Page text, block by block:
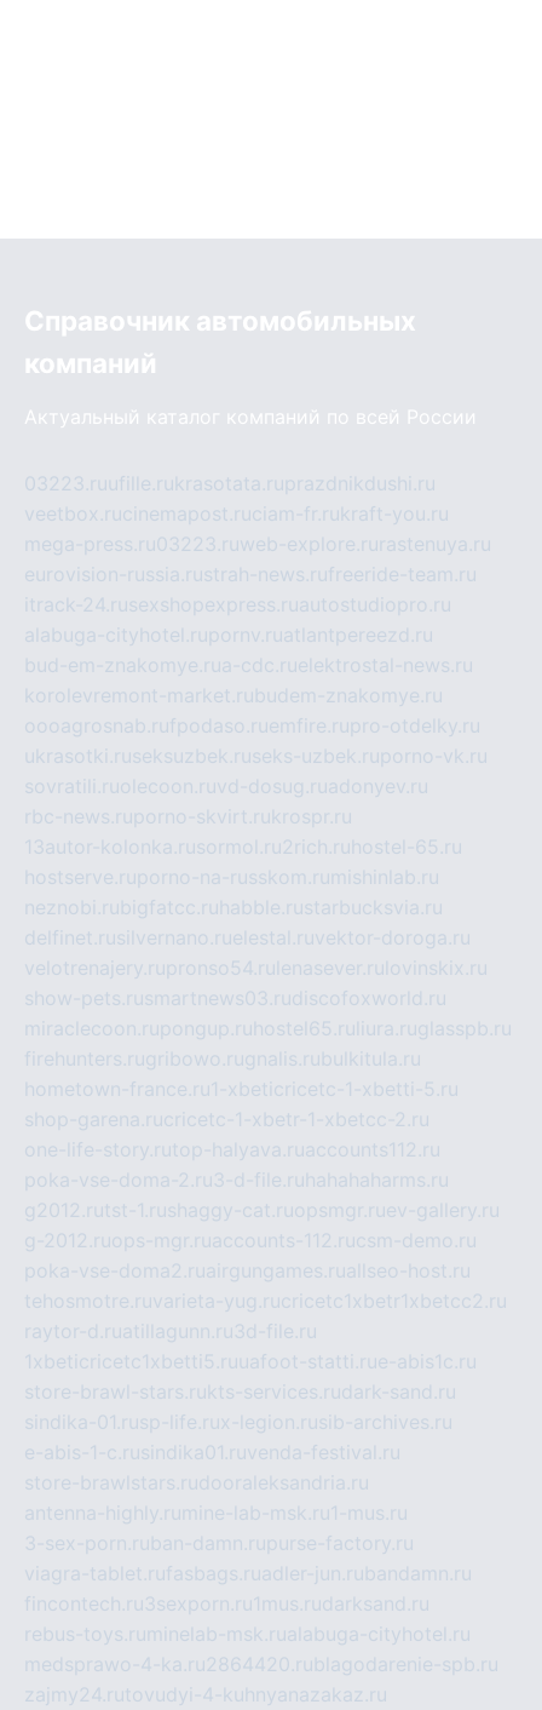
Справочник автомобильных
компаний
Актуальный каталог компаний по всей России
03223.ruufille.rukrasotata.ruprazdnikdushi.ru
veetbox.rucinemapost.ruciam-fr.rukraft-you.ru
mega-press.ru03223.ruweb-explore.ru rastenuya.ru
eurovision-russia.rustrah-news.rufreeride-team.ru
itrack-24.rusexshopexpress.ruautostudiopro.ru
alabuga-cityhotel.rupornv.ruatlantpereezd.ru
bud-em-znakomye.rua-cdc.ruelektrostal-news.ru
korolevremont-market.rubudem-znakomye.ru
oooagrosnab.rufpodaso.ruemfire.rupro-otdelky.ru
ukrasotki.ruseksuzbek.ruseks-uzbek.ruporno-vk.ru
sovratili.ruolecoon.ruvd-dosug.ruadonyev.ru
rbc-news.ruporno-skvirt.rukrospr.ru
13autor-kolonka.rusormol.ru2rich.ru hostel-65.ru
hostserve.ruporno-na-russkom.ru mishinlab.ru
neznobi.rubigfatcc.ru habble.rustarbucksvia.ru
delfinet.rusilvernano.ruelestal.ruvektor-doroga.ru
velotrenajery.rupronso54.ru lenasever.ru lovinskix.ru
show-pets.rusmartnews03.rudiscofoxworld.ru
miraclecoon.rupongup.ru hostel65.ru liura.ruglasspb.ru
firehunters.rugribowo.rugnalis.rubulkitula.ru
hometown-france.ru1-xbeticricetc-1-xbetti-5.ru
shop-garena.rucricetc-1-xbetr-1-xbetcc-2.ru
one-life-story.rutop-halyava.ruaccounts112.ru
poka-vse-doma-2.ru3-d-file.ru hahahaharms.ru
g2012.rutst-1.rushaggy-cat.ruopsmgr.ruev-gallery.ru
g-2012.ruops-mgr.ruaccounts-112.rucsm-demo.ru
poka-vse-doma2.ruairgungames.ruallseo-host.ru
tehosmotre.ruvarieta-yug.rucricetc1xbetr1xbetcc2.ru
raytor-d.ruatillagunn.ru3d-file.ru
1xbeticricetc1xbetti5.ruuafoot-statti.rue-abis1c.ru
store-brawl-stars.rukts-services.rudark-sand.ru
sindika-01.rusp-life.rux-legion.rusib-archives.ru
e-abis-1-c.rusindika01.ruvenda-festival.ru
store-brawlstars.rudooraleksandria.ru
antenna-highly.ru mine-lab-msk.ru1-mus.ru
3-sex-porn.ruban-damn.rupurse-factory.ru
viagra-tablet.rufasbags.ruadler-jun.rubandamn.ru
fincontech.ru3sexporn.ru1mus.rudarksand.ru
rebus-toys.ru minelab-msk.rualabuga-cityhotel.ru
medsprawo-4-ka.ru2864420.rublagodarenie-spb.ru
zajmy24.rutovudyi-4-kuhnyanazakaz.ru